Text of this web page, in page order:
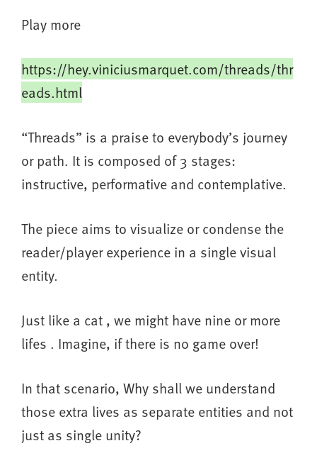
Play more
https://hey.viniciusmarquet.com/threads/thr
eads.html
“Threads” is a praise to everybody’s journey
or path. It is composed of 3 stages:
instructive, performative and contemplative.
The piece aims to visualize or condense the
reader/player experience in a single visual
entity.
Just like a cat , we might have nine or more
lifes . Imagine, if there is no game over!
In that scenario, Why shall we understand
those extra lives as separate entities and not
just as single unity?